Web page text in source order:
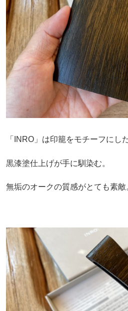
「INRO」は印籠をモチーフにし
黒漆塗仕上げが手に馴染む。
無垢のオークの質感がとても素敵